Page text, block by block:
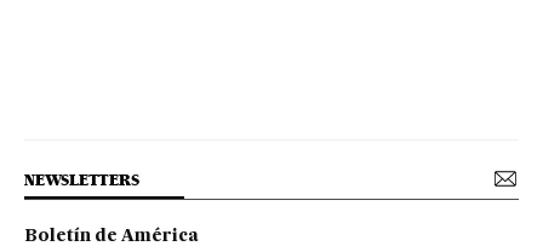
NEWSLETTERS
Boletín de América